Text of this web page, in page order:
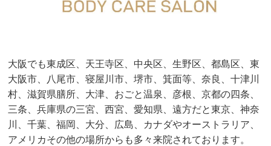
大阪でも東成区、天王寺区、中央区、生野区、都島区、東
大阪市、八尾市、寝屋川市、堺市、箕面等、奈良、十津川
村、滋賀県膳所、大津、おごと温泉、彦根、京都の四条、
三条、兵庫県の三宮、西宮、愛知県、遠方だと東京、神奈
川、千葉、福岡、大分、広島、カナダやオーストラリア、
アメリカその他の場所からも多々来院されております。